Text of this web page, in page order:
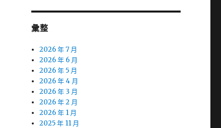
彙整
2026 年 7 月
2026 年 6 月
2026 年 5 月
2026 年 4 月
2026 年 3 月
2026 年 2 月
2026 年 1 月
2025 年 11 月